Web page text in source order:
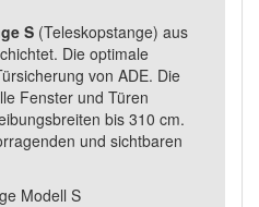
S (Teleskopstange) aus
Die optimale
von ADE. Die
Fenster und Türen
bis 310 cm.
und sichtbaren
Modell S